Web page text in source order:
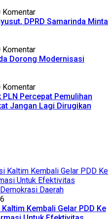
Komentar
DPRD Samarinda Minta
Komentar
Dorong Modernisasi
Komentar
PLN Percepat Pemulihan
Jangan Lagi Dirugikan
Kembali Gelar PDD Ke